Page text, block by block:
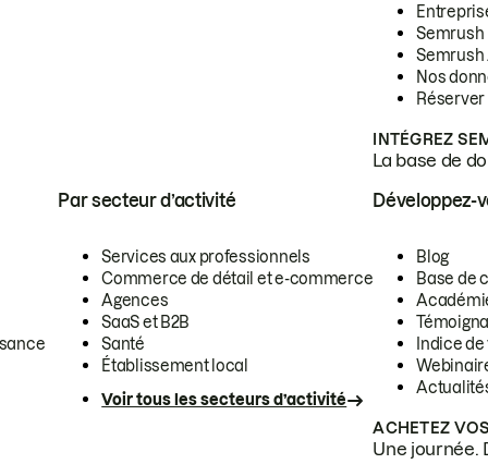
Semrush
Semrush
Nos
INTÉGREZ
La base de
Par secteur d’activité
Services aux professionnels
Commerce de détail et e-commerce
Agences
SaaS et B2B
Santé
Établissement local
Voir tous les secteurs d’activité
Développez-
Blog
Base de
Indice
ACHETEZ
Une journée.